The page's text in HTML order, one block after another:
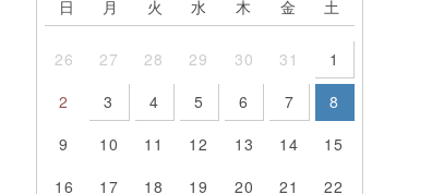
日 月 火 水 木 金 土
26 27 28 29 30 31
1
2
3 4 5 6 7
8
9
10 11 12 13 14
15
16
17 18 19 20 21
22